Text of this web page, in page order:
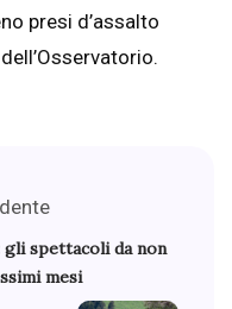
presi d’assalto
spettacoli da non
mesi